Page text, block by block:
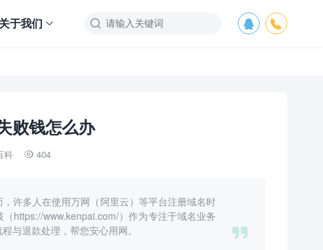
 

关于我们
败钱怎么办
科  404

许多人在使用万网（阿里云）等平台注册域名时
https://www.kenpai.com/）作为专注于域名业务
与退款处理，帮您安心用网。